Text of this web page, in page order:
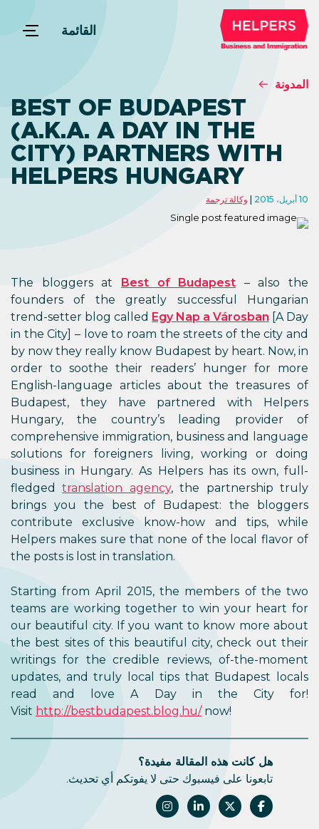
القائمة
المدونة
BEST OF BUDAPEST
(A.K.A. A DAY IN THE
CITY) PARTNERS WITH
HELPERS HUNGARY
10 أبريل، 2015 وكالة ترجمة
The bloggers at Best of Budapest – also the
founders of the greatly successful Hungarian
trend-setter blog called Egy Nap a Városban [A Day
in the City] – love to roam the streets of the city and
by now they really know Budapest by heart. Now, in
order to soothe their readers’ hunger for more
English-language articles about the treasures of
Budapest, they have partnered with Helpers
Hungary, the country’s leading provider of
comprehensive immigration, business and language
solutions for foreigners living, working or doing
business in Hungary. As Helpers has its own, full-
fledgedtranslation agency, the partnership truly
brings you the best of Budapest: the bloggers
contribute exclusive know-how and tips, while
Helpers makes sure that none of the local flavor of
the posts is lost in translation.
Starting from April 2015, the members of the two
teams are working together to win your heart for
our beautiful city. If you want to know more about
the best sites of this beautiful city, check out their
writings for the credible reviews, of-the-moment
updates, and truly local tips that Budapest locals
read and love A Day in the City for!
Visit http://bestbudapest.blog.hu/now!
هل كانت هذه المقالة مفيدة؟
تابعونا على فيسبوك حتى لا يفوتكم أي تحديث.